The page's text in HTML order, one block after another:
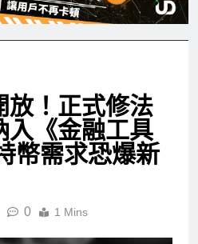
放！正式修法
入《金融工具
幣需求恐爆新
0 1 Mins